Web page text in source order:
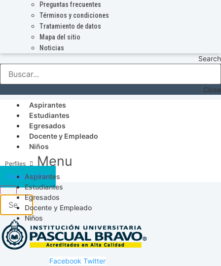
Preguntas frecuentes
Términos y condiciones
Tratamiento de datos
Mapa del sitio
Noticias
Search
Close
Aspirantes
Estudiantes
Egresados
Docente y Empleado
Niños
Menu
Aspirantes
Estudiantes
Egresados
Docente y Empleado
Niños
Acceso SICAU
Facebook Twitter